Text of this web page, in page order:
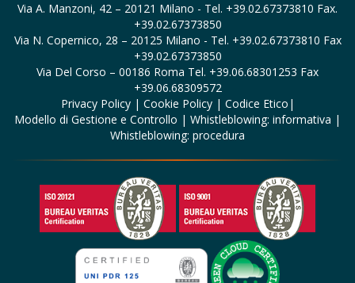
Via A. Manzoni, 42 – 20121 Milano - Tel. +39.02.67373810 Fax.
+39.02.67373850
Via N. Copernico, 28 – 20125 Milano - Tel. +39.02.67373810 Fax
+39.02.67373850
Via Del Corso – 00186 Roma Tel. +39.06.68301253 Fax
+39.06.68309572
Privacy Policy| Cookie Policy| Codice Etico |
Modello di Gestione e Controllo | Whistleblowing: informativa |
Whistleblowing: procedura